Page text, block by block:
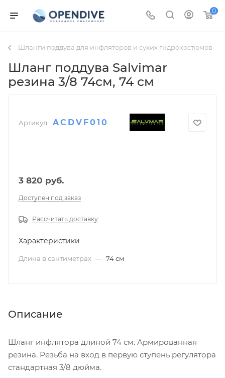
0
Шланги поддува для инфляторов и сухих гидрокостюмов
Шланг поддува Salvimar
резина 3/8 74см, 74 см
Артикул: ACDVF010
3 820 руб.
Доступен под заказ
Рассчитать доставку
Характеристики
Длина в сантиметрах — 74 см
Описание
Шланг инфлятора длиной 74 см. Армированная
резина. Резьба на вход в первую ступень регулятора
стандартная 3/8 дюйма.